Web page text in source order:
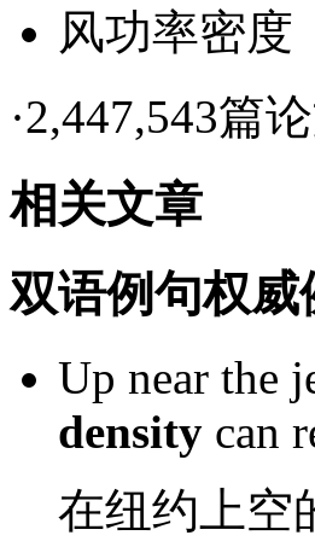
风功率密度
·2,447,543篇
相关文章
双语例句权威
Up near the
density can
在纽约 上空